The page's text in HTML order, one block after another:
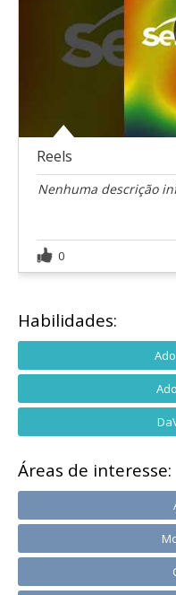
Reels
Nenhuma descrição
0
Habilidades:
Áreas de interesse: